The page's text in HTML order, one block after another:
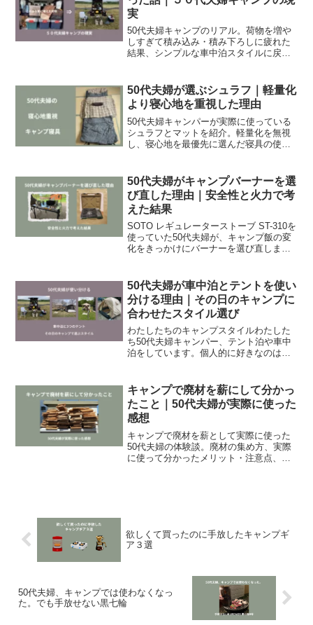
実
50代夫婦キャンプのリアル。荷物を増や
しすぎて積み込み・積み下ろしに疲れた
結果、シンプルな車中泊スタイルに戻る
50代夫婦が選ぶシュラフ｜軽量化
より寝心地を重視した理由
50代夫婦キャンパーが実際に使っている
シュラフとマットを紹介。軽量化を無視
し、寝心地を最優先に選んだ寝具の使い
50代夫婦がキャンプバーナーを選
び直した理由｜安全性と火力で考
えた結果
SOTO レギュレーターストーブ ST-310を
使っていた50代夫婦が、キャンプ飯の変
化をきっかけにバーナーを選び直しまし
もとに紹介します。
50代夫婦が車中泊とテントを使い
分ける理由｜その日のキャンプに
合わせたスタイル選び
わたしたちのキャンプスタイルわたした
ち50代夫婦キャンパー、テント泊や車中
泊をしています。個人的に好きなのは車
断然車の方がよく眠れる、荷物が少なく
設営撤収が楽だからです...
キャンプで廃材を薪にして分かっ
たこと｜50代夫婦が実際に使った
感想
キャンプで廃材を薪として実際に使った
50代夫婦の体験談。廃材の集め方、実際
に使って分かったメリット・注意点、広
欲しくて買ったのに手放したキャンプギ
ア３選
50代夫婦、キャンプでは使わなくなっ
た。でも手放せない黒七輪